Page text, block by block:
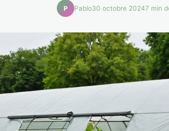
P Pablo30 octobre 20247 min